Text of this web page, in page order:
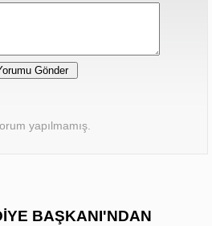
yapılmamış.
BAŞKANI'NDAN